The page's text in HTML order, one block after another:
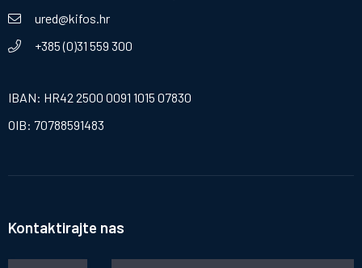
ured@kifos.hr
+385 (0)31 559 300
IBAN: HR42 2500 0091 1015 07830
OIB: 70788591483
Kontaktirajte nas